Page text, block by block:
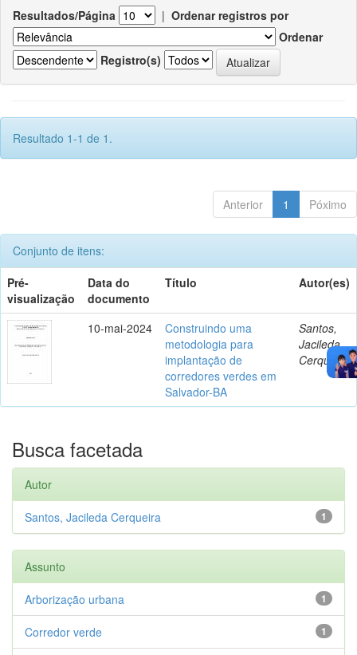
Resultados/Página | Ordenar registros por
Ordenar
Registro(s)
Resultado 1-1 de 1.
Anterior 1 Póximo
Conjunto de itens:
Pré-
visualização
Data do
documento
Título Autor(es)
10-mai-2024
Construindo uma
metodologia para
implantação de
corredores verdes em
Salvador-BA
Santos,
Jacileda
Cerqueira
Busca facetada
Autor
1
Santos, Jacileda Cerqueira
Assunto
1
Arborização urbana
1
Corredor verde